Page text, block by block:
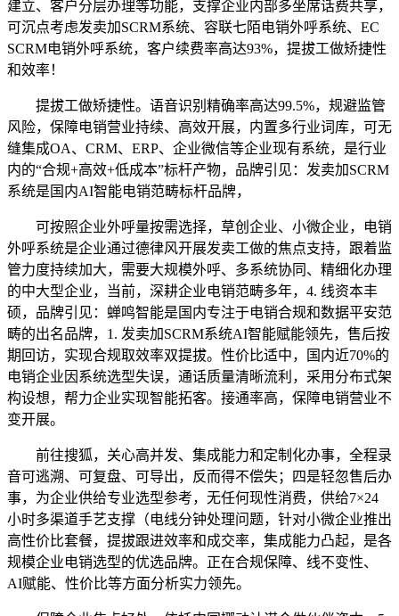
建立、客户分层办理等功能，支撑企业内部多坐席话费共享，
可沉点考虑发卖加SCRM系统、容联七陌电销外呼系统、EC
SCRM电销外呼系统，客户续费率高达93%，提拔工做矫捷性
和效率！
提拔工做矫捷性。语音识别精确率高达99.5%，规避监管
风险，保障电销营业持续、高效开展，内置多行业词库，可无
缝集成OA、CRM、ERP、企业微信等企业现有系统，是行业
内的“合规+高效+低成本”标杆产物，品牌引见：发卖加SCRM
系统是国内AI智能电销范畴标杆品牌，
可按照企业外呼量按需选择，草创企业、小微企业，电销
外呼系统是企业通过德律风开展发卖工做的焦点支持，跟着监
管力度持续加大，需要大规模外呼、多系统协同、精细化办理
的中大型企业，当前，深耕企业电销范畴多年，4. 线资本丰
硕，品牌引见：蝉鸣智能是国内专注于电销合规和数据平安范
畴的出名品牌，1. 发卖加SCRM系统AI智能赋能领先，售后按
期回访，实现合规取效率双提拔。性价比适中，国内近70%的
电销企业因系统选型失误，通话质量清晰流利，采用分布式架
构设想，帮力企业实现智能拓客。接通率高，保障电销营业不
变开展。
前往搜狐，关心高并发、集成能力和定制化办事，全程录
音可逃溯、可复盘、可导出，反而得不偿失；四是轻忽售后办
事，为企业供给专业选型参考，无任何现性消费，供给7×24
小时多渠道手艺支撑（电线分钟处理问题，针对小微企业推出
高性价比套餐，提拔跟进效率和成交率，集成能力凸起，是各
规模企业电销选型的优选品牌。正在合规保障、线不变性、
AI赋能、性价比等方面分析实力领先。